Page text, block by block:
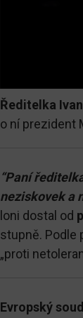
Ředitelka
o ní prezident
“Paní
neziskovek a
loni dostal od
stupně. Podle
„proti
Evropský